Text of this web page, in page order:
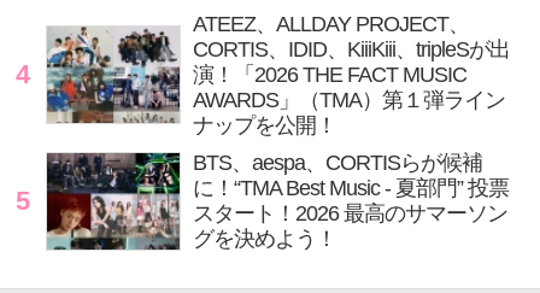
4
ATEEZ、ALLDAY PROJECT、
CORTIS、IDID、KiiiKiii、tripleSが出
演！「2026 THE FACT MUSIC
AWARDS」（TMA）第１弾ライン
ナップを公開！
5
BTS、aespa、CORTISらが候補
に！“TMA Best Music - 夏部門” 投票
スタート！2026 最高のサマーソン
グを決めよう！